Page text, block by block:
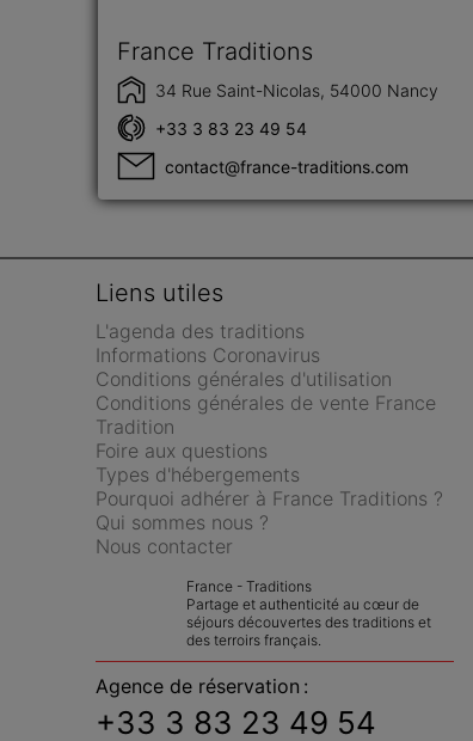
France Traditions
34 Rue Saint-Nicolas, 54000 Nancy
+33 3 83 23 49 54
contact@france-traditions.com
Liens utiles
L'agenda des traditions
Informations Coronavirus
Conditions générales d'utilisation
Conditions générales de vente France
Tradition
Foire aux questions
Types d'hébergements
Pourquoi adhérer à France Traditions ?
Qui sommes nous ?
Nous contacter
France - Traditions
Partage et authenticité au cœur de
séjours découvertes des traditions et
des terroirs français.
Agence de réservation :
+33 3 83 23 49 54